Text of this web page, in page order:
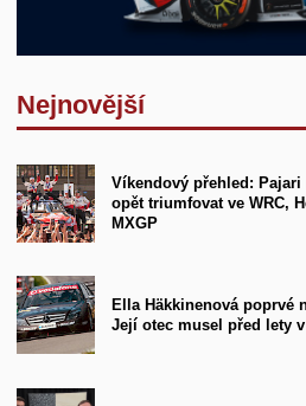
Nejnovější
Víkendový přehled:
opět triumfovat ve WRC,
MXGP
Ella Häkkinenová poprvé
Její otec musel před lety